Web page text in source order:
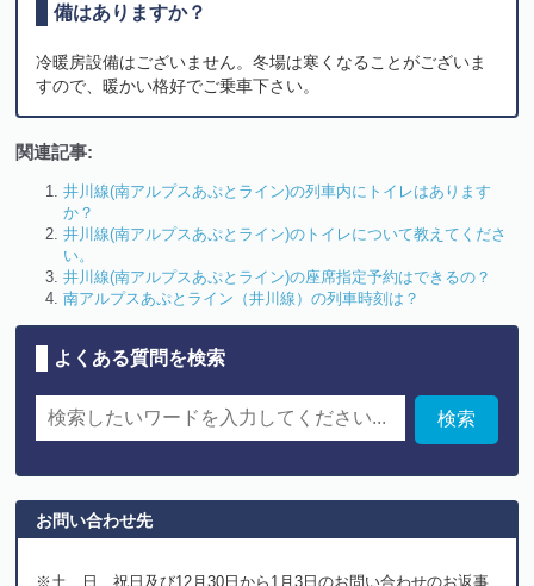
備はありますか？
冷暖房設備はございません。冬場は寒くなることがございま
すので、暖かい格好でご乗車下さい。
関連記事:
井川線(南アルプスあぷとライン)の列車内にトイレはあります
か？
井川線(南アルプスあぷとライン)のトイレについて教えてくださ
い。
井川線(南アルプスあぷとライン)の座席指定予約はできるの？
南アルプスあぷとライン（井川線）の列車時刻は？
よくある質問を検索
お問い合わせ先
※土、日、祝日及び12月30日から1月3日のお問い合わせのお返事